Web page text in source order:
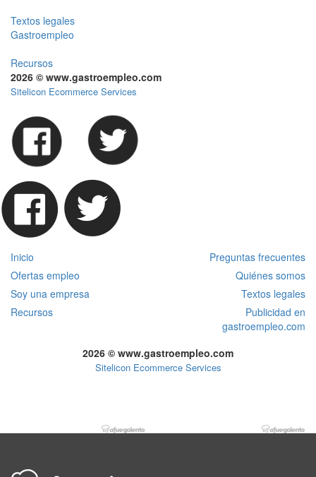
Textos legales
Gastroempleo
Recursos
2026 © www.gastroempleo.com
Sitelicon Ecommerce Services
Inicio
Preguntas frecuentes
Ofertas empleo
Quiénes somos
Soy una empresa
Textos legales
Recursos
Publicidad en
gastroempleo.com
2026 © www.gastroempleo.com
Sitelicon Ecommerce Services